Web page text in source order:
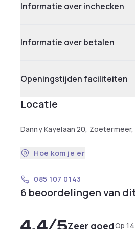
Informatie over inchecken
Informatie over betalen
Openingstijden faciliteiten
Locatie
Danny Kayelaan 20,
Hoe kom je er
085 107 0143
6 beoordelingen van
Zeer goedOp